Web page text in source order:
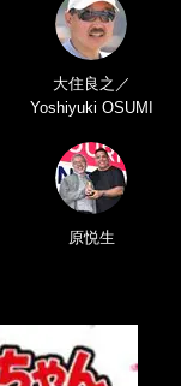
大住良之／
Yoshiyuki OSUMI
原悦生